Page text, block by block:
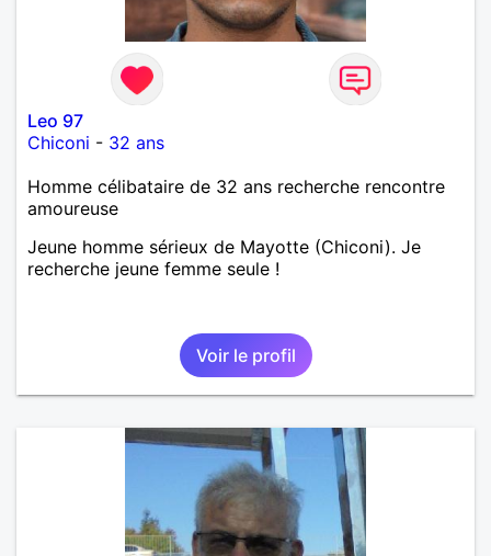
Leo 97
Chiconi - 32 ans
Homme célibataire de 32 ans recherche rencontre
amoureuse
Jeune homme sérieux de Mayotte (Chiconi). Je
recherche jeune femme seule !
Voir le profil